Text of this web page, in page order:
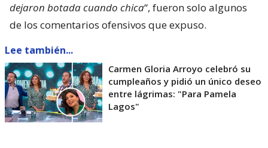
dejaron botada cuando chica“, fueron solo algunos
de los comentarios ofensivos que expuso.
Lee también...
Carmen Gloria Arroyo celebró su
cumpleaños y pidió un único deseo
entre lágrimas: "Para Pamela
Lagos"